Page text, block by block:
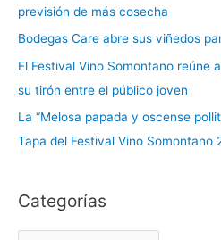
previsión de más cosecha
Bodegas Care abre sus viñedos
El Festival Vino Somontano reúne
su tirón entre el público joven
La “Melosa papada y oscense
Tapa del Festival Vino Somontano
Categorías
o
r
í
a
s